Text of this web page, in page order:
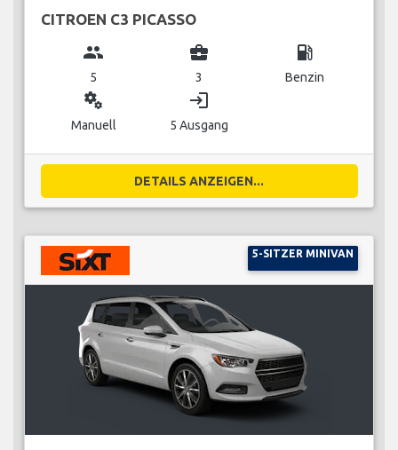
CITROEN C3 PICASSO
group
5
business_center
3
local_gas_station
Benzin
miscellaneous_services
Manuell
login
5 Ausgang
DETAILS ANZEIGEN...
5-SITZER MINIVAN